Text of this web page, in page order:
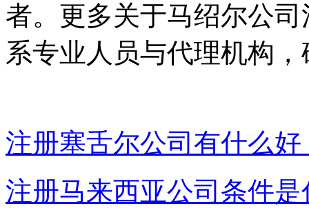
者。更多关于马绍尔公
系专业人员与代理机构
注册塞舌尔公司有什么
注册马来西亚公司条件